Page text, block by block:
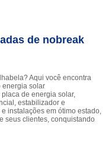
de nobreak
Aqui você encontra
energia solar
de energia solar,
estabilizador e
instalações em ótimo estado,
seus clientes, conquistando